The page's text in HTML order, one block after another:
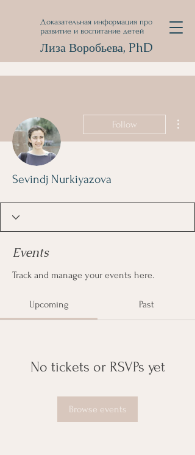
Доказательная информация про
развитие и воспитание детей
Лиза Воробьева, PhD
Follow
Sevindj Nurkiyazova
Events
Track and manage your events here.
Upcoming Past
No tickets or RSVPs yet
Browse events